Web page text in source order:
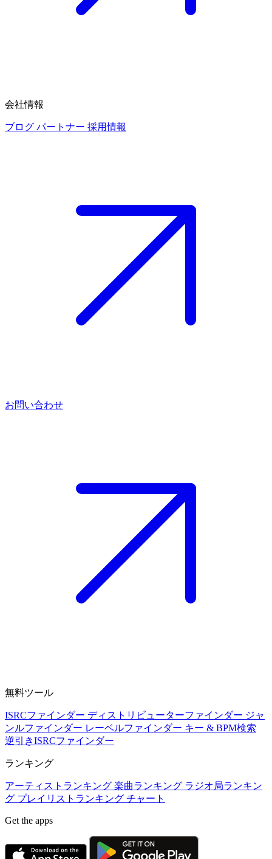
会社情報
ブログ パートナー 採用情報
お問い合わせ
無料ツール
ISRCファインダー ディストリビューターファインダー ジャ
ンルファインダー レーベルファインダー キー & BPM検索
逆引きISRCファインダー
ランキング
アーティストランキング 楽曲ランキング ラジオ局ランキン
グ プレイリストランキング チャート
Get the apps